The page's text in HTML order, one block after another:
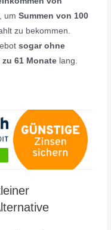
umSummen von 100
zu bekommen.
sogar ohne
61 Monate lang.